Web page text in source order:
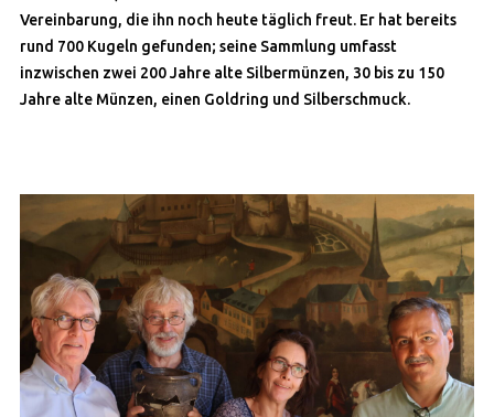
Vereinbarung, die ihn noch heute täglich freut. Er hat bereits
rund 700 Kugeln gefunden; seine Sammlung umfasst
inzwischen zwei 200 Jahre alte Silbermünzen, 30 bis zu 150
Jahre alte Münzen, einen Goldring und Silberschmuck.